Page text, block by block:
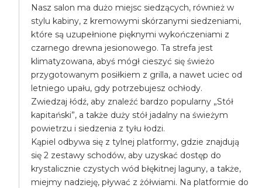
Nasz salon ma dużo miejsc siedzących, również w
stylu kabiny, z kremowymi skórzanymi siedzeniami,
które są uzupełnione pięknymi wykończeniami z
czarnego drewna jesionowego. Ta strefa jest
klimatyzowana, abyś mógł cieszyć się świeżo
przygotowanym posiłkiem z grilla, a nawet uciec od
letniego upału, gdy potrzebujesz ochłody.
Zwiedzaj łódź, aby znaleźć bardzo popularny „Stół
kapitański”, a także duży stół jadalny na świeżym
powietrzu i siedzenia z tyłu łodzi.
Kąpiel odbywa się z tylnej platformy, gdzie znajdują
się 2 zestawy schodów, aby uzyskać dostęp do
krystalicznie czystych wód błękitnej laguny, a także,
miejmy nadzieję, pływać z żółwiami. Na platformie do